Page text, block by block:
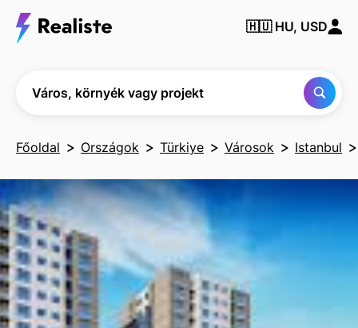
🇭🇺 HU, USD
Város, környék vagy projekt
Főoldal Országok Türkiye Városok Istanbul